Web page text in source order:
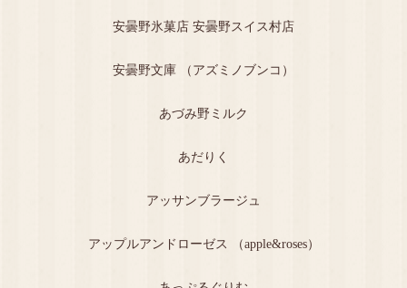
安曇野氷菓店 安曇野スイス村店
安曇野文庫 （アズミノブンコ）
あづみ野ミルク
あだりく
アッサンブラージュ
アップルアンドローゼス （apple&roses）